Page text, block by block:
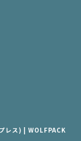
レス) | WOLFPACK